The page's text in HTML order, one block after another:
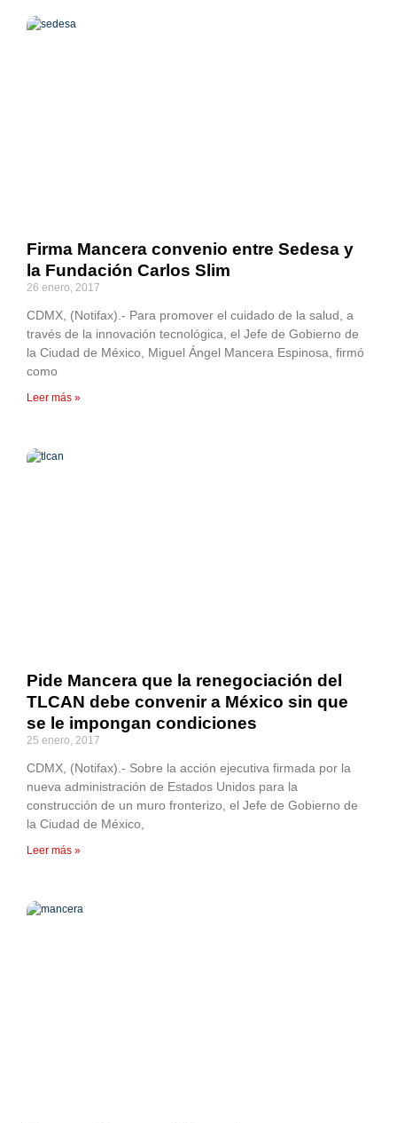
Firma Mancera convenio entre Sedesa y
la Fundación Carlos Slim
26 enero, 2017
CDMX, (Notifax).- Para promover el cuidado de la salud, a
través de la innovación tecnológica, el Jefe de Gobierno de
la Ciudad de México, Miguel Ángel Mancera Espinosa, firmó
como
Leer más »
Pide Mancera que la renegociación del
TLCAN debe convenir a México sin que
se le impongan condiciones
25 enero, 2017
CDMX, (Notifax).- Sobre la acción ejecutiva firmada por la
nueva administración de Estados Unidos para la
construcción de un muro fronterizo, el Jefe de Gobierno de
la Ciudad de México,
Leer más »